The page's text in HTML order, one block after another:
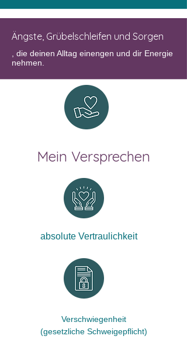
Ängste, Grübelschleifen und Sorgen
, die deinen Alltag einengen und dir Energie
nehmen.
Mein Versprechen
absolute Vertraulichkeit
Verschwiegenheit
(gesetzliche Schweigepflicht)